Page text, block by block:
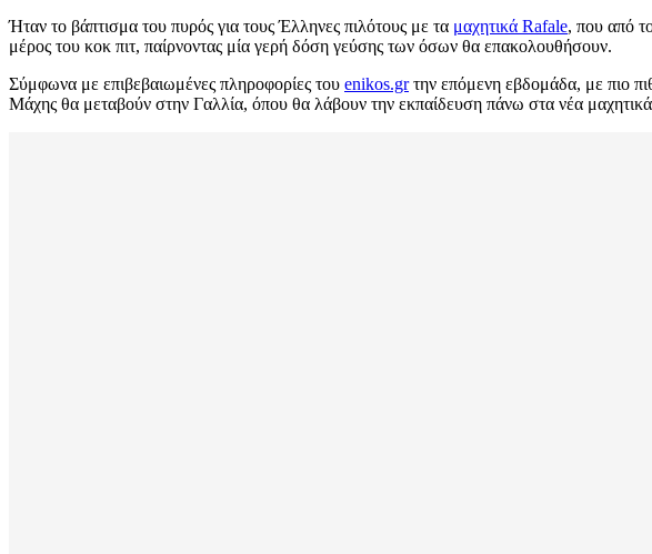
Ήταν το βάπτισμα του πυρός για τους Έλληνες πιλότους με τα μαχητικά Rafale, που από
μέρος του κοκ πιτ, παίρνοντας μία γερή δόση γεύσης των όσων θα επακολουθήσουν.
Σύμφωνα με επιβεβαιωμένες πληροφορίες του enikos.grτην επόμενη εβδομάδα, με πιο
Μάχης θα μεταβούν στην Γαλλία, όπου θα λάβουν την εκπαίδευση πάνω στα νέα